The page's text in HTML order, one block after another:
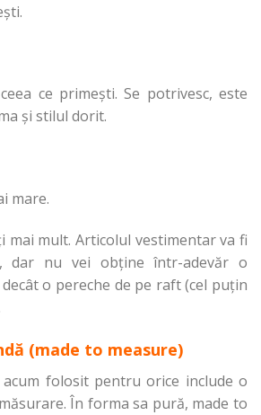
ce primești. Se potrivesc, este
și stilul dorit.
mare.
mai mult. Articolul vestimentar va fi
dar nu vei obține într-adevăr o
o pereche de pe raft (cel puțin
(made to measure)
folosit pentru orice include o
În forma sa pură, made to